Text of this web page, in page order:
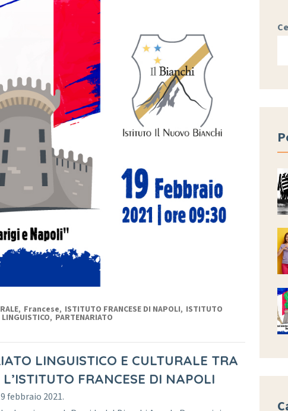
, Francese, ISTITUTO FRANCESE DI NAPOLI, ISTITUTO
LINGUISTICO, PARTENARIATO
LINGUISTICO E CULTURALE TRA
FRANCESE DI NAPOLI
febbraio 2021.